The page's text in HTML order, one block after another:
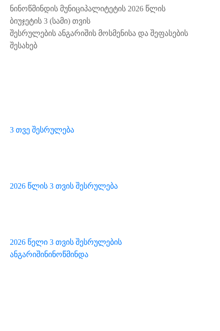
ᲡᲔᲠᲕᲘᲡᲔᲑᲘ
ᲡᲐᲯᲐᲠᲝ
ნინოწმინდის მუნიციპალიტეტის 2026 წლის
ბიუჯეტის 3 (სამი) თვის
შესრულების ანგარიშის მოსმენისა და შეფასების
შესახებ
3 თვე შესრულება
2026 წლის 3 თვის შესრულება
2026 წელი 3 თვის შესრულების
ანგარიშინინოწმინდა